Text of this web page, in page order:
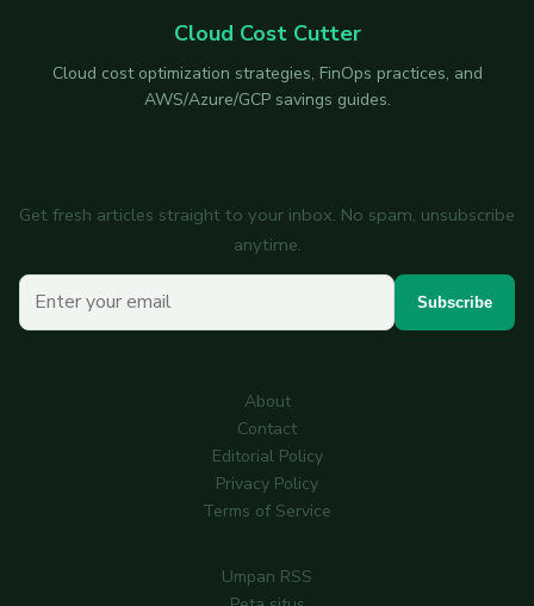
Cloud Cost Cutter
Cloud cost optimization strategies, FinOps practices, and
AWS/Azure/GCP savings guides.
Get fresh articles straight to your inbox. No spam, unsubscribe
anytime.
Your email Subscribe
About
Contact
Editorial Policy
Privacy Policy
Terms of Service
Umpan RSS